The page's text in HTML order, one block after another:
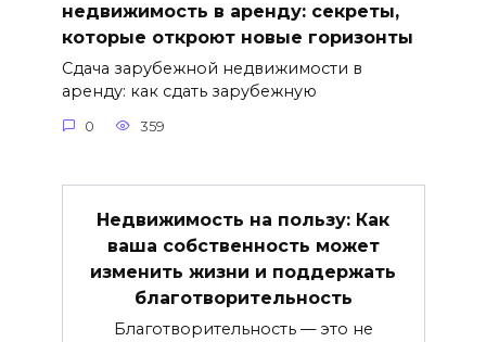
недвижимость в аренду: секреты,
которые откроют новые горизонты
Сдача зарубежной недвижимости в
аренду: как сдать зарубежную
0 359
Недвижимость на пользу: Как
ваша собственность может
изменить жизни и поддержать
благотворительность
Благотворительность — это не